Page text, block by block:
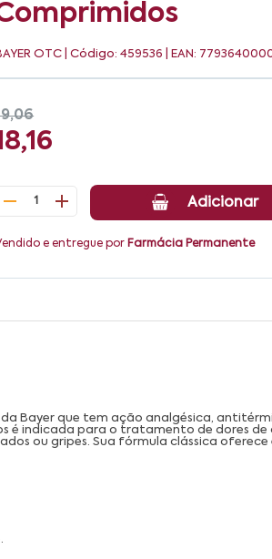
OTC | Código: 459536 | EAN:
1 Adicionar
e entregue por Farmácia Permanente
Bayer que tem ação analgésica,
é indicada para o tratamento de dores
ou gripes. Sua fórmula clássica